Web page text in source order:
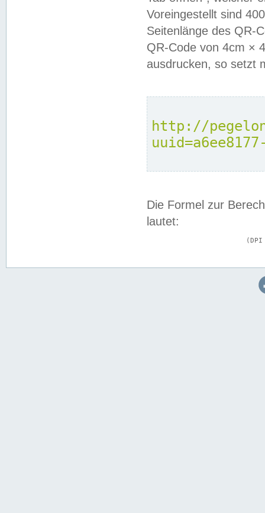
Voreingestellt sind
Seitenlänge des QR-
QR-Code von 4cm ×
ausdrucken, so setzt
http://
Die Formel zur
lautet: